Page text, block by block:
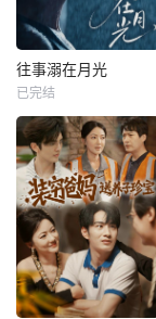
往事溺在月光
已完结